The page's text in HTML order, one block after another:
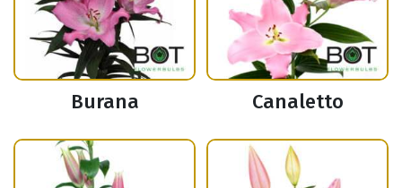
Burana Canaletto